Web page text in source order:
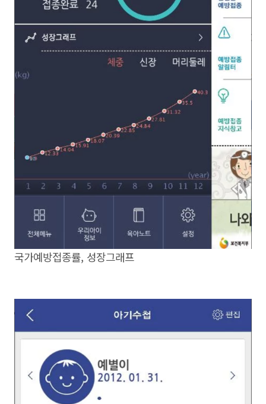
국가예방접종률, 성장그래프